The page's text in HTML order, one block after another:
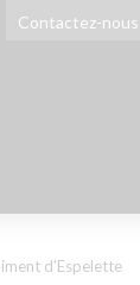
Contactez-nous
d'Espelette